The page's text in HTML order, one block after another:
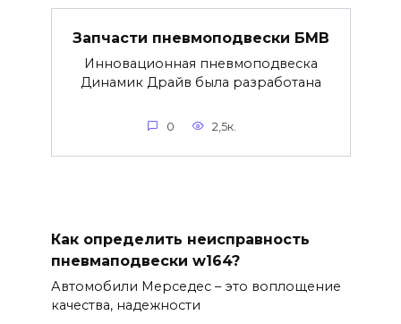
Запчасти пневмоподвески БМВ
Инновационная пневмоподвеска
Динамик Драйв была разработана
0 2,5к.
Как определить неисправность
пневмаподвески w164?
Автомобили Мерседес – это воплощение
качества, надежности